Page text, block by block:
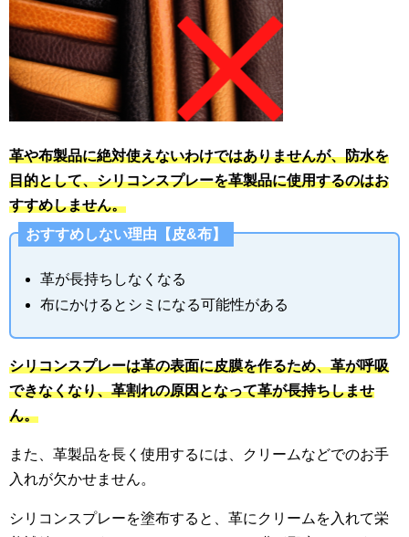
革や布製品に絶対使えないわけではありませんが、防水を
目的として、シリコンスプレーを革製品に使用するのはお
すすめしません。
おすすめしない理由【皮&布】
革が長持ちしなくなる
布にかけるとシミになる可能性がある
シリコンスプレーは革の表面に皮膜を作るため、革が呼吸
できなくなり、革割れの原因となって革が長持ちしませ
ん。
また、革製品を長く使用するには、クリームなどでのお手
入れが欠かせません。
シリコンスプレーを塗布すると、革にクリームを入れて栄